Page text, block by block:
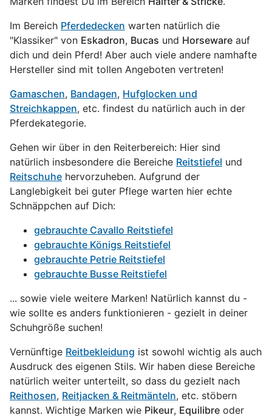
Im Bereich Pferdedecken warten natürlich die
"Klassiker" von Eskadron, Bucas und Horseware auf
dich und dein Pferd! Aber auch viele andere namhafte
Hersteller sind mit tollen Angeboten vertreten!
Gamaschen, Bandagen, Hufglocken und
Streichkappen, etc. findest du natürlich auch in der
Pferdekategorie.
Gehen wir über in den Reiterbereich: Hier sind
natürlich insbesondere die Bereiche Reitstiefel und
Reitschuhe hervorzuheben. Aufgrund der
Langlebigkeit bei guter Pflege warten hier echte
Schnäppchen auf Dich:
gebrauchte Cavallo Reitstiefel
gebrauchte Königs Reitstiefel
gebrauchte Petrie Reitstiefel
gebrauchte Busse Reitstiefel
... sowie viele weitere Marken! Natürlich kannst du -
wie sollte es anders funktionieren - gezielt in deiner
Schuhgröße suchen!
Vernünftige Reitbekleidung ist sowohl wichtig als auch
Ausdruck des eigenen Stils. Wir haben diese Bereiche
natürlich weiter unterteilt, so dass du gezielt nach
Reithosen, Reitjacken & Reitmänteln, etc. stöbern
kannst. Wichtige Marken wie Pikeur, Equilibre oder